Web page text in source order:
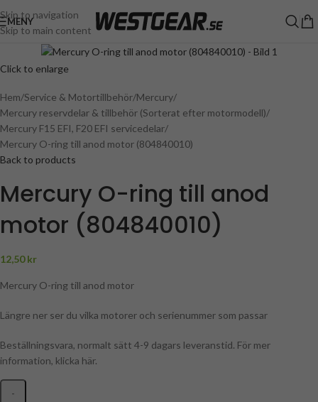
Skip to navigation
Skip to main content
MENY
Click to enlarge
Hem Service & Motortillbehör Mercury
Mercury reservdelar & tillbehör (Sorterat efter motormodell)
Mercury F15 EFI, F20 EFI servicedelar
Mercury O-ring till anod motor (804840010)
Back to products
Mercury O-ring till anod
motor (804840010)
12,50kr
Mercury O-ring till anod motor
Längre ner ser du vilka motorer och serienummer som passar
Beställningsvara, normalt sätt 4-9 dagars leveranstid. För mer
information, klicka här.